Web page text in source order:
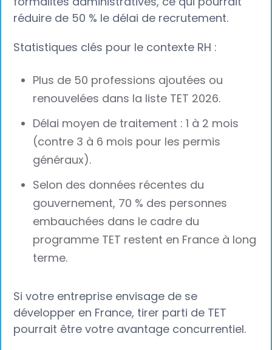
réduire de 50 % le délai de recrutement.
Statistiques clés pour le contexte RH :
Plus de 50 professions ajoutées ou
renouvelées dans la liste TET 2026.
Délai moyen de traitement : 1 à 2 mois
(contre 3 à 6 mois pour les permis
généraux).
Selon des données récentes du
gouvernement, 70 % des personnes
embauchées dans le cadre du
programme TET restent en France à long
terme.
Si votre entreprise envisage de se
développer en France, tirer parti de TET
pourrait être votre avantage concurrentiel.